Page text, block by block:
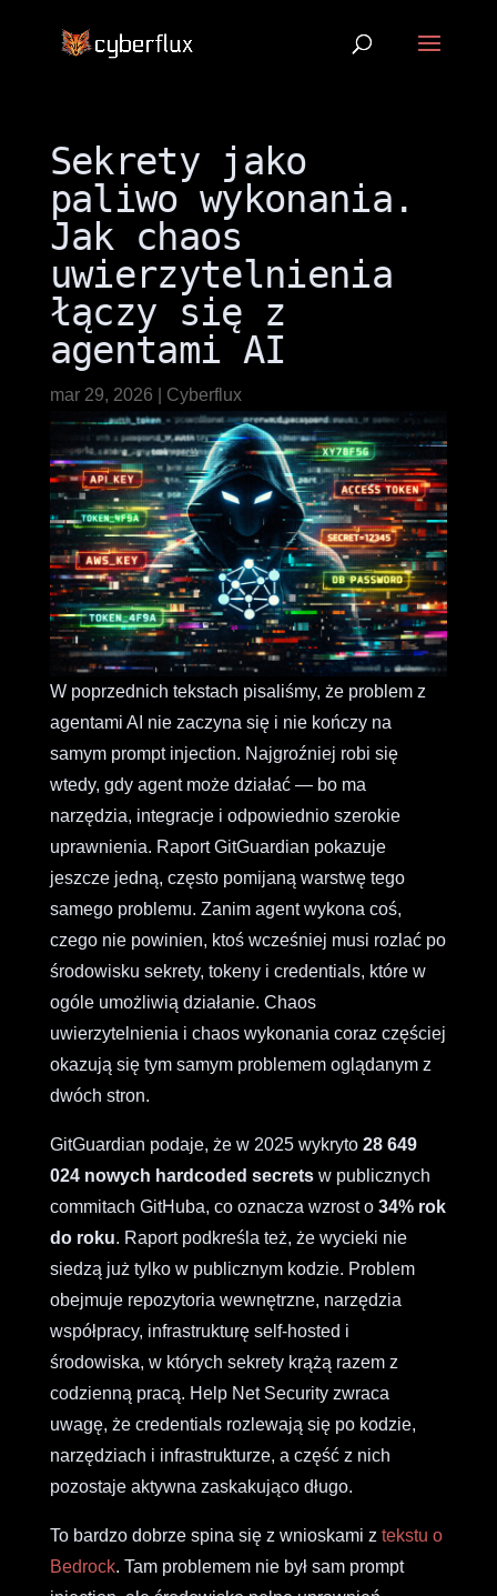
Sekrety jako
paliwo wykonania.
Jak chaos
uwierzytelnienia
łączy się z
agentami AI
mar 29, 2026 Cyberflux
W poprzednich tekstach pisaliśmy, że problem z
agentami AI nie zaczyna się i nie kończy na
samym prompt injection. Najgroźniej robi się
wtedy, gdy agent może działać — bo ma
narzędzia, integracje i odpowiednio szerokie
uprawnienia. Raport GitGuardian pokazuje
jeszcze jedną, często pomijaną warstwę tego
samego problemu. Zanim agent wykona coś,
czego nie powinien, ktoś wcześniej musi rozlać po
środowisku sekrety, tokeny i credentials, które w
ogóle umożliwią działanie. Chaos
uwierzytelnienia i chaos wykonania coraz częściej
okazują się tym samym problemem oglądanym z
dwóch stron.
GitGuardian podaje, że w 2025 wykryto 28 649
024 nowych hardcoded secretsw publicznych
commitach GitHuba, co oznacza wzrost o 34% rok
do roku. Raport podkreśla też, że wycieki nie
siedzą już tylko w publicznym kodzie. Problem
obejmuje repozytoria wewnętrzne, narzędzia
współpracy, infrastrukturę self-hosted i
środowiska, w których sekrety krążą razem z
codzienną pracą. Help Net Security zwraca
uwagę, że credentials rozlewają się po kodzie,
narzędziach i infrastrukturze, a część z nich
pozostaje aktywna zaskakująco długo.
To bardzo dobrze spina się z wnioskami z tekstu o
Bedrock. Tam problemem nie był sam prompt